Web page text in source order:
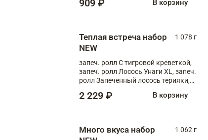
909 ₽ В корзину
Теплая встреча набор
NEW
1 078 г
запеч. ролл С тигровой креветкой,
запеч. ролл Лосось Унаги XL, запеч.
ролл Запеченный лосось терияки,
2 229 ₽ В корзину
Много вкуса набор
1 062 г